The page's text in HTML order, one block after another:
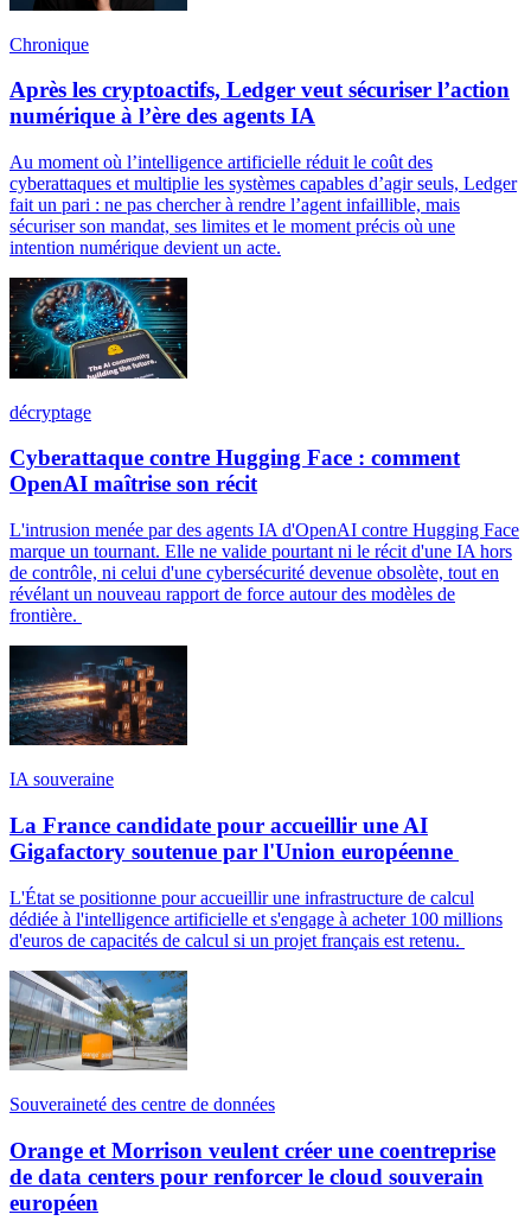
Chronique
Après les cryptoactifs, Ledger veut sécuriser l’action
numérique à l’ère des agents IA
Au moment où l’intelligence artificielle réduit le coût des
cyberattaques et multiplie les systèmes capables d’agir seuls, Ledger
fait un pari : ne pas chercher à rendre l’agent infaillible, mais
sécuriser son mandat, ses limites et le moment précis où une
intention numérique devient un acte.
décryptage
Cyberattaque contre Hugging Face : comment
OpenAI maîtrise son récit
L'intrusion menée par des agents IA d'OpenAI contre Hugging Face
marque un tournant. Elle ne valide pourtant ni le récit d'une IA hors
de contrôle, ni celui d'une cybersécurité devenue obsolète, tout en
révélant un nouveau rapport de force autour des modèles de
frontière.
IA souveraine
La France candidate pour accueillir une AI
Gigafactory soutenue par l'Union européenne
L'État se positionne pour accueillir une infrastructure de calcul
dédiée à l'intelligence artificielle et s'engage à acheter 100 millions
d'euros de capacités de calcul si un projet français est retenu.
Souveraineté des centre de données
Orange et Morrison veulent créer une coentreprise
de data centers pour renforcer le cloud souverain
européen